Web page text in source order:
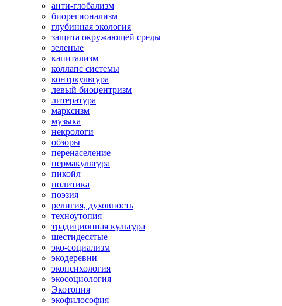
анти-глобализм
биорегионализм
глубинная экология
защита окружающей среды
зеленые
капитализм
коллапс системы
контркультура
левый биоцентризм
литература
марксизм
музыка
некрологи
обзоры
перенаселение
пермакультура
пикойл
политика
поэзия
религия, духовность
техноутопия
традиционная культура
шестидесятые
эко-социализм
экодеревни
экопсихология
экосоциология
Экотопия
экофилософия